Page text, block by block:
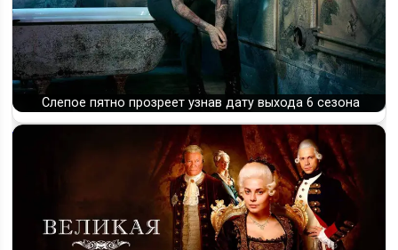
Слепое пятно прозреет узнав дату выхода 6 сезона